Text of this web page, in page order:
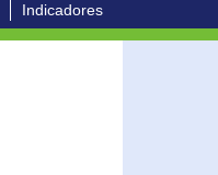
Indicadores